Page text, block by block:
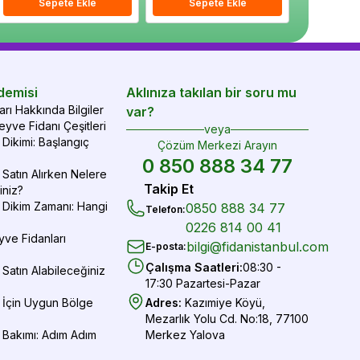
Sepete Ekle Sepete Ekle
Sepete Ekle Sepete Ekle
Hakkında Bilgiler
Fidanı Çeşitleri
Başlangıç
Alırken Nelere
Zamanı: Hangi
Fidanları
Alabileceğiniz
İçin Uygun Bölge
Adım Adım
Aklınıza takılan bir soru mu
var?
veya
Çözüm Merkezi Arayın
0 850 888 34 77
Takip Et
Telefon:0850 888 34 77
0226 814 00 41
E-posta:bilgi@fidanistanbul.com
Çalışma Saatleri:08:30 -
17:30 Pazartesi-Pazar
Adres: Kazımiye Köyü,
Mezarlık Yolu Cd. No:18, 77100
Merkez Yalova